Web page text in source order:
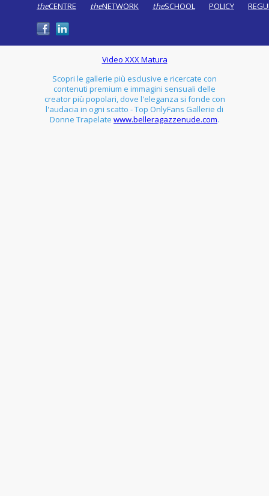
theCENTRE theNETWORK theSCHOOL POLICY
Video XXX Matura
Scopri le gallerie più esclusive e ricercate con
contenuti premium e immagini sensuali delle
creator più popolari, dove l'eleganza si fonde con
l'audacia in ogni scatto - Top OnlyFans Gallerie di
Donne Trapelate www.belleragazzenude.com.